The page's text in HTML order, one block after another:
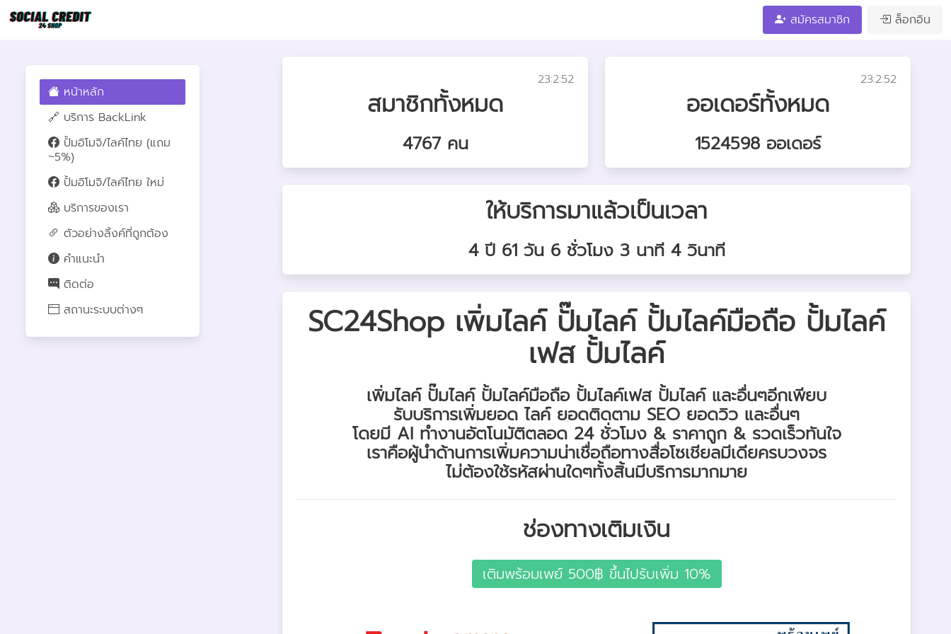
สมัครสมาชิก ล็อกอิน
หน้าหลัก
🔗 บริการ BackLink
ปั้มอิโมจิ/ไลค์ไทย (แถม
~5%)
ปั้มอิโมจิ/ไลค์ไทย ใหม่
บริการของเรา
ตัวอย่างลิ้งค์ที่ถูกต้อง
คำแนะนำ
ติดต่อ
สถานะระบบต่างๆ
23:2:52
สมาชิกทั้งหมด
4767 คน
23:2:52
ออเดอร์ทั้งหมด
1524598 ออเดอร์
ให้บริการมาแล้วเป็นเวลา
4 ปี 61 วัน 6 ชั่วโมง 3 นาที 5 วินาที
SC24Shop เพิ่มไลค์ ปั๊มไลค์ ปั้มไลค์มือถือ ปั้มไลค์
เฟส ปั้มไลค์
เพิ่มไลค์ ปั๊มไลค์ ปั้มไลค์มือถือ ปั้มไลค์เฟส ปั้มไลค์ และอื่นๆอีกเพียบ
รับบริการเพิ่มยอด ไลค์ ยอดติดตาม SEO ยอดวิว และอื่นๆ
โดยมี AI ทำงานอัตโนมัติตลอด​ 24 ชั่วโมง​ & ราคาถูก & รวดเร็ว​ทันใจ
เราคือผู้นำด้านการเพิ่มความน่าเชื่อถือทางสื่อโซเชียลมีเดียครบวงจร
ไม่ต้องใช้รหัสผ่านใดๆทั้งสิ้นมีบริการมากมาย
ช่องทางเติมเงิน
เติมพร้อมเพย์ 500฿ ขึ้นไปรับเพิ่ม 10%